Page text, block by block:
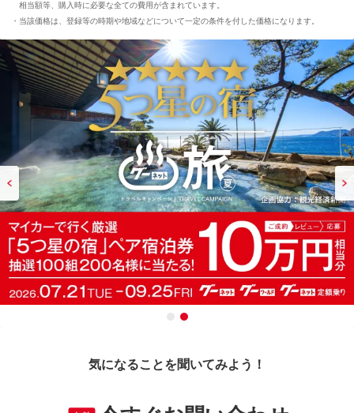
相当額等、購入時に必要な全ての費用が含まれています。
当該価格は、登録等の時期や地域などについて一定の条件を付した価格になります。
気になることを聞いてみよう！